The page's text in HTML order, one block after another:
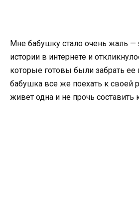
Мне бабушку стало очень жаль —
истории в интернете и
которые готовы были забрать
бабушка все же поехать к своей
живет одна и не прочь составить